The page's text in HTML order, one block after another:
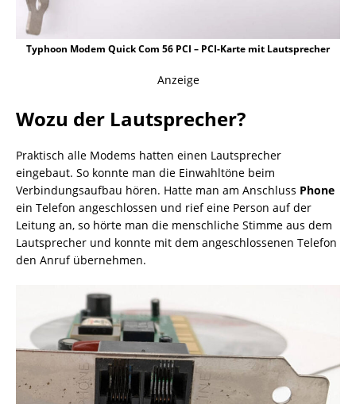
Typhoon Modem Quick Com 56 PCI – PCI-Karte mit Lautsprecher
Anzeige
Wozu der Lautsprecher?
Praktisch alle Modems hatten einen Lautsprecher
eingebaut. So konnte man die Einwahltöne beim
Verbindungsaufbau hören. Hatte man am Anschluss Phone
ein Telefon angeschlossen und rief eine Person auf der
Leitung an, so hörte man die menschliche Stimme aus dem
Lautsprecher und konnte mit dem angeschlossenen Telefon
den Anruf übernehmen.